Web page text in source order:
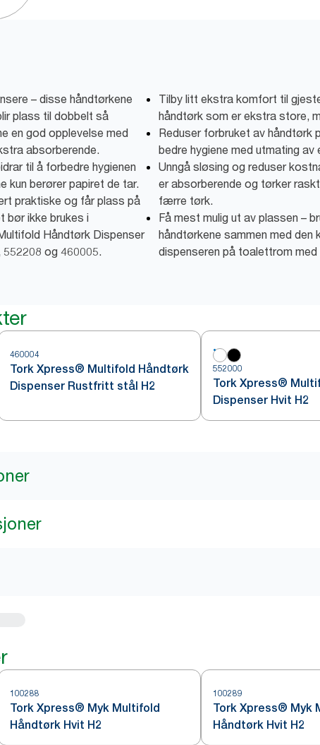
– disse håndtørkene
plass til dobbelt så
en god opplevelse med
absorberende.
til å forbedre hygienen
kun berører papiret de tar.
praktiske og får plass på
bør ikke brukes i
Håndtørk Dispenser
552208 og 460005.
Tilby litt ekstra komfort til
håndtørk som er ekstra store,
Reduser forbruket av håndtørk
bedre hygiene med utmating
Unngå sløsing og reduser
er absorberende og tørker
færre tørk.
Få mest mulig ut av plassen –
håndtørkene sammen med
dispenseren på toalettrom med
460004
Tork Xpress® Multifold Håndtørk
Dispenser Rustfritt stål H2
552000
Tork Xpress®
Dispenser Hvit H2
100288
Tork Xpress® Myk Multifold
Håndtørk Hvit H2
100289
Tork Xpress® Myk
Håndtørk Hvit H2